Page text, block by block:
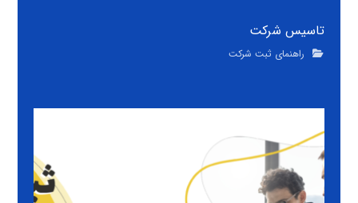
تاسیس شرکت
راهنمای ثبت شرکت